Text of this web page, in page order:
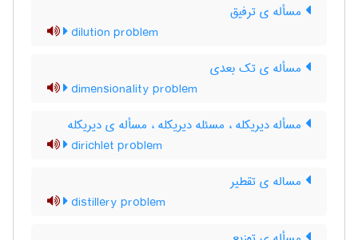
مسأله ی ترفیق
dilution problem
مسأله ی تک بعدی
dimensionality problem
مسأله دیریکله ، مسئله دیریکله ، مسأله ی دیریکله
dirichlet problem
مساله ی تقطیر
distillery problem